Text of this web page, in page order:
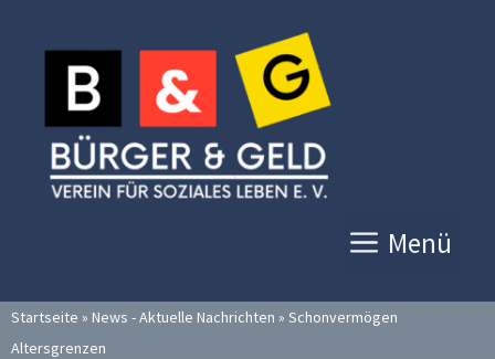
Inhalt
springen
Menü
Startseite » News - Aktuelle Nachrichten » Schonvermögen
Altersgrenzen